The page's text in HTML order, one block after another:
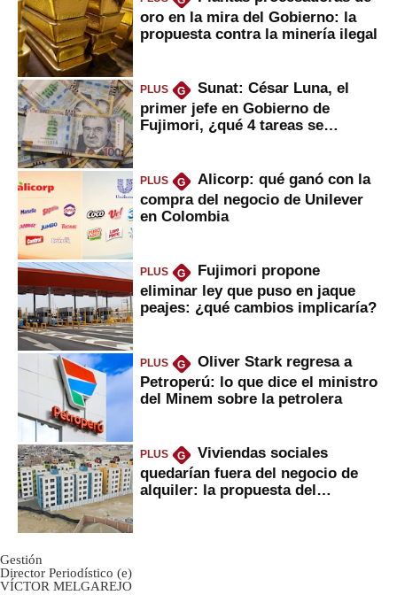
oro en la mira del Gobierno: la
propuesta contra la minería ilegal
PLUS G
Sunat: César Luna, el
primer jefe en Gobierno de
Fujimori, ¿qué 4 tareas se
PLUS G
Alicorp: qué ganó con la
compra del negocio de Unilever
en Colombia
PLUS G
Fujimori propone
eliminar ley que puso en jaque
peajes: ¿qué cambios implicaría?
PLUS G
Oliver Stark regresa a
Petroperú: lo que dice el ministro
del Minem sobre la petrolera
PLUS G
Viviendas sociales
quedarían fuera del negocio de
alquiler: la propuesta del
Gestión
Director Periodístico (e)
VÍCTOR MELGAREJO